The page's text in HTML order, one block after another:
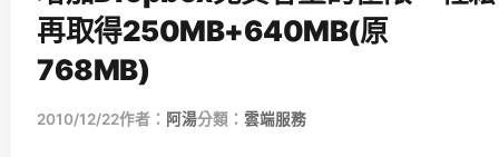
再取得250MB+640MB(原
768MB)
2010/12/22作者： 阿湯分類： 雲端服務